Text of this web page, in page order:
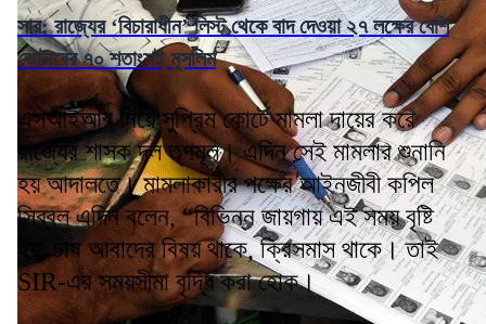
সার: রাজ্যের ‘বিচারাধীন’ লিস্ট থেকে বাদ দেওয়া ২৭ লক্ষের বেশি
ভোটারের ৭০ শতাংশই মুসলিম
এসআইআর নিয়ে সুপ্রিম কোর্টে মামলা দায়ের করে
রাজ্যের শাসক দল তৃণমূল। এদিন সেই মামলার শুনানি
হয় আদালতে। মামলাকারীর পক্ষের আইনজীবী কপিল
সিব্বল এদিন বলেন, “বিভিন্ন জায়গায় এই সময় বৃষ্টি
হয়, চাষ আবাদের বিষয় থাকে, ক্রিসমাস থাকে। তাই
SIR-এর সময়সীমা বৃদ্ধি করা হোক।